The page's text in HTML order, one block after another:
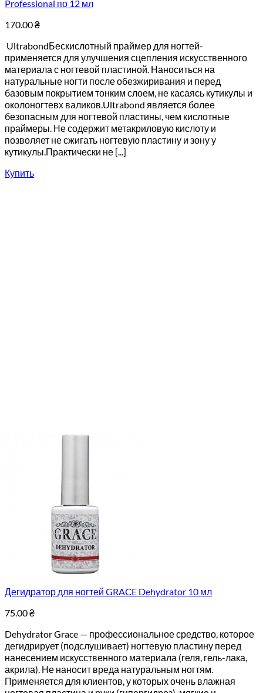
Professional по 12 мл
170.00₴
UltrabondБескислотный праймер для ногтей-
применяется для улучшения сцепления искусственного
материала с ногтевой пластиной. Наноситься на
натуральные ногти после обезжиривания и перед
базовым покрытием тонким слоем, не касаясь кутикулы и
околоногтевх валиков.Ultrabond является более
безопасным для ногтевой пластины, чем кислотные
праймеры. Не содержит метакриловую кислоту и
позволяет не сжигать ногтевую пластину и зону у
кутикулы.Практически не [...]
Купить
Дегидратор для ногтей GRACE Dehydrator 10 мл
75.00₴
Dehydrator Grace — профессиональное средство, которое
дегидрирует (подслушивает) ногтевую пластину перед
нанесением искусственного материала (геля, гель-лака,
акрила). Не наносит вреда натуральным ногтям.
Применяется для клиентов, у которых очень влажная